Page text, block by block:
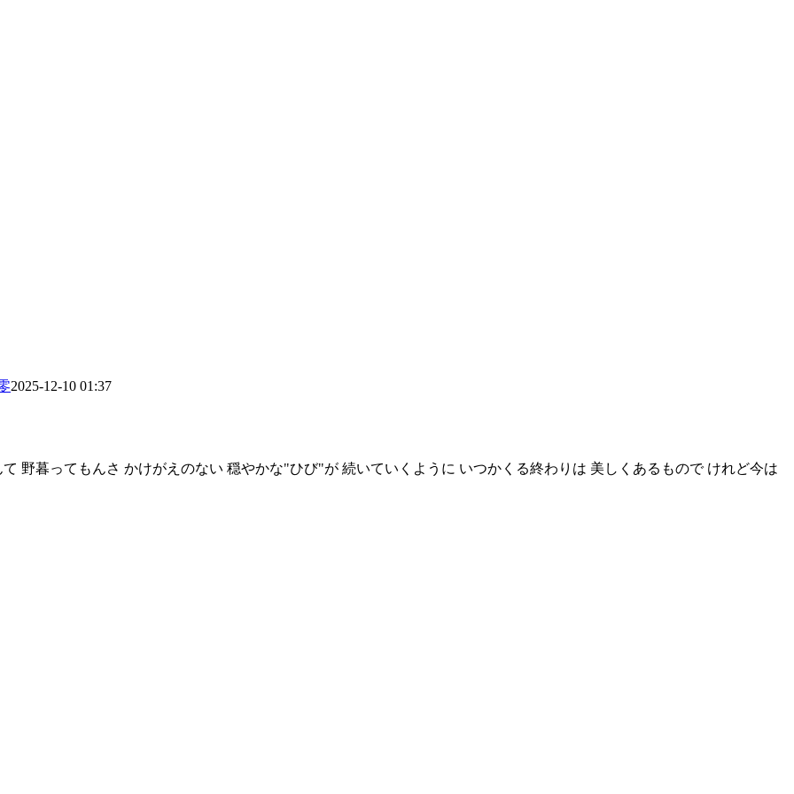
2025-12-10 01:37
野暮ってもんさ かけがえのない 穏やかな"ひび"が 続いていくように いつかくる終わりは 美しくあるもので けれど今は